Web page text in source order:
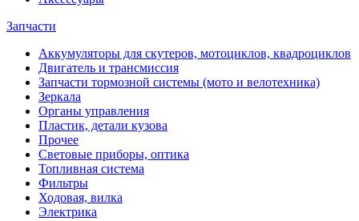
Запчасти
Аккумуляторы для скутеров, мотоциклов, квадроциклов
Двигатель и трансмиссия
Запчасти тормозной системы (мото и велотехника)
Зеркала
Органы управления
Пластик, детали кузова
Прочее
Световые приборы, оптика
Топливная система
Фильтры
Ходовая, вилка
Электрика